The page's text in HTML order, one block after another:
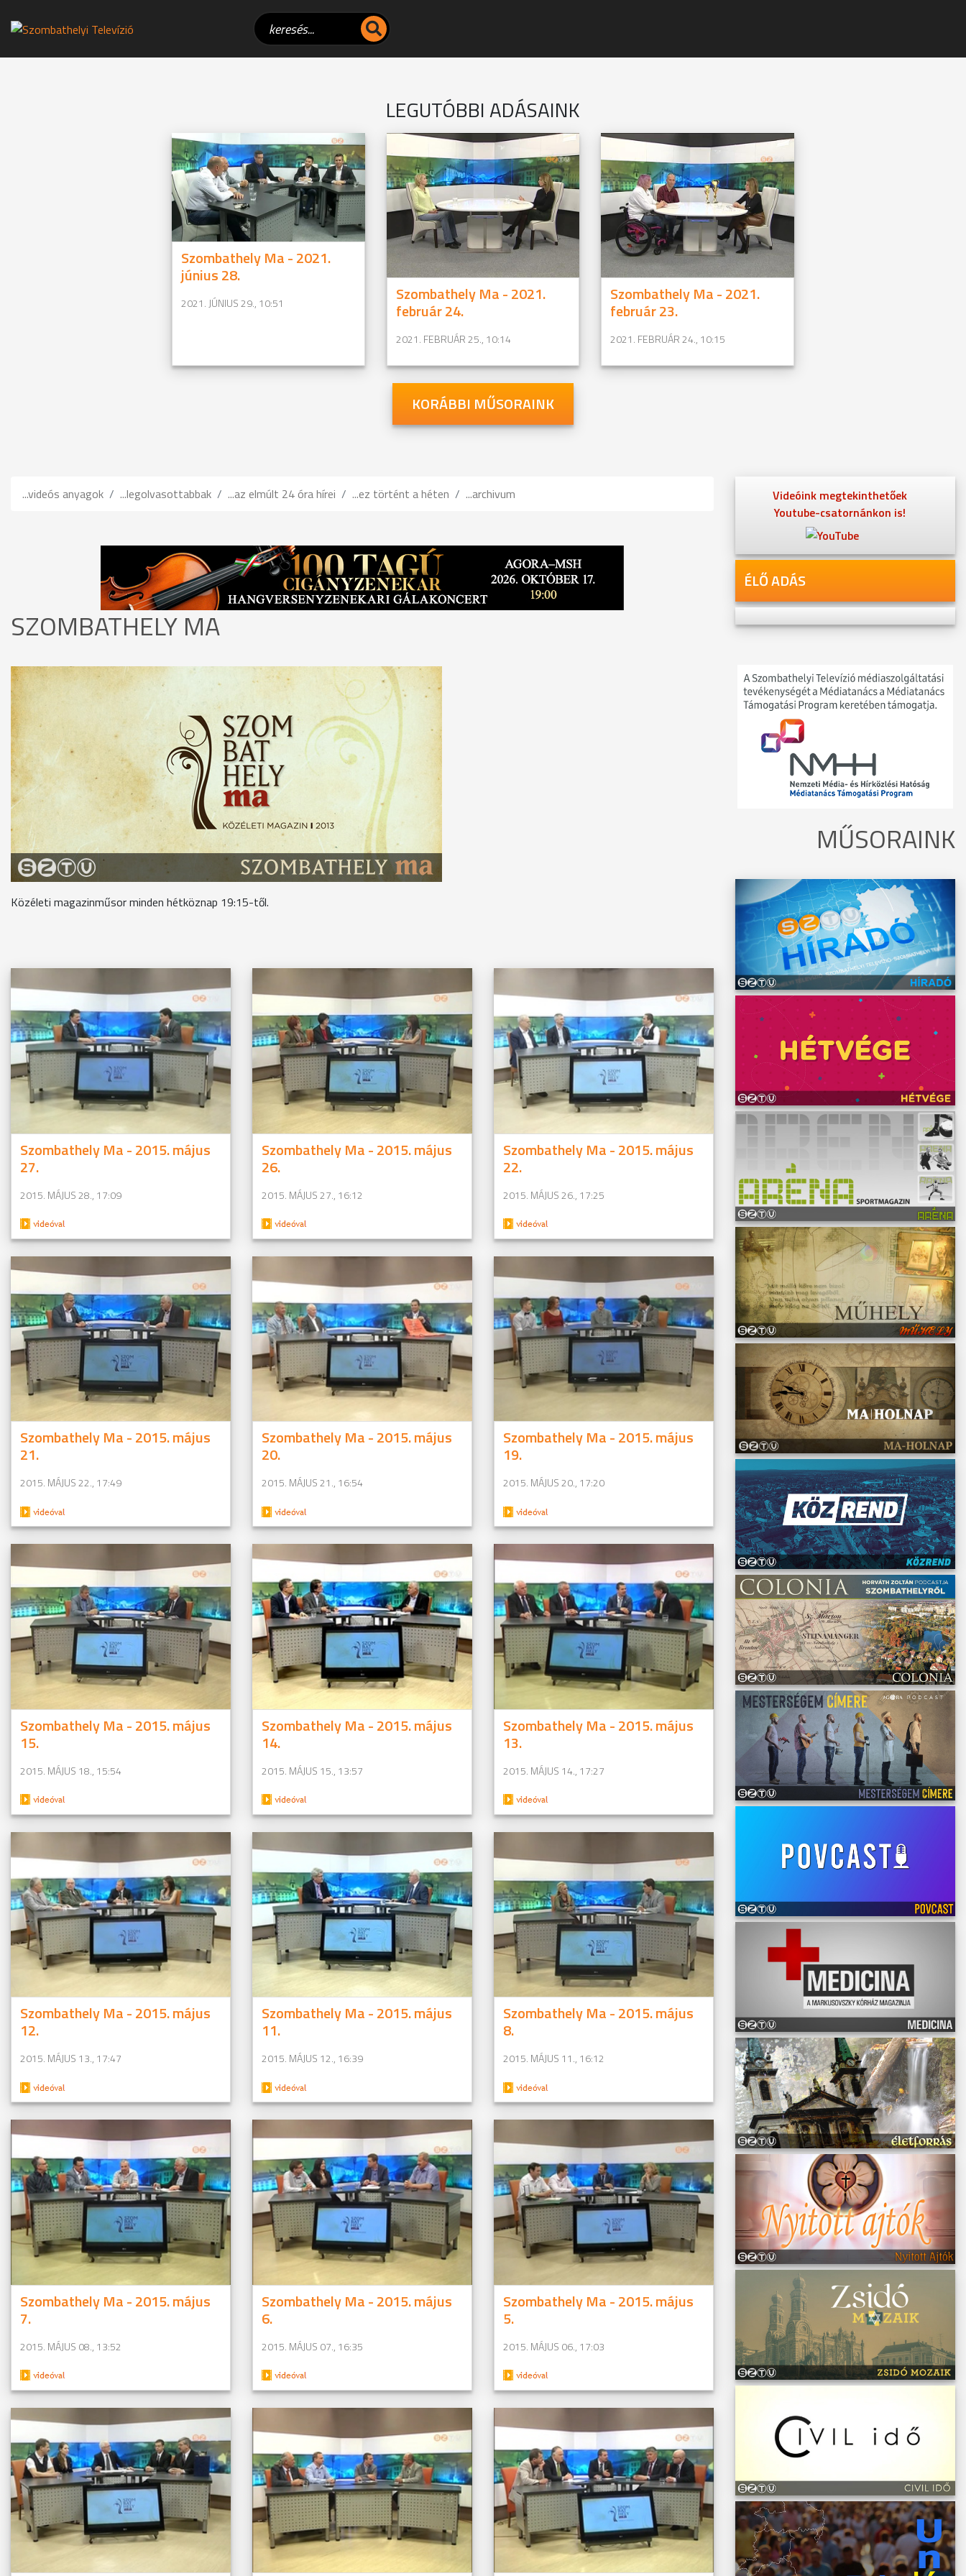
LEGUTÓBBI ADÁSAINK
Szombathely Ma - 2021.
június 28.
2021. JÚNIUS 29., 10:51 Szombathely Ma - 2021.
február 24.
2021. FEBRUÁR 25., 10:14
Szombathely Ma - 2021.
február 23.
2021. FEBRUÁR 24., 10:15
KORÁBBI MŰSORAINK
...videós anyagok ...legolvasottabbak ...az elmúlt 24 óra hírei ...ez történt a héten ...archivum
SZOMBATHELY MA
Közéleti magazinműsor minden hétköznap 19:15-től.
Szombathely Ma - 2015. május
27.
2015. MÁJUS 28., 17:09
Szombathely Ma - 2015. május
26.
2015. MÁJUS 27., 16:12
Szombathely Ma - 2015. május
22.
2015. MÁJUS 26., 17:25
Szombathely Ma - 2015. május
21.
2015. MÁJUS 22., 17:49
Szombathely Ma - 2015. május
20.
2015. MÁJUS 21., 16:54
Szombathely Ma - 2015. május
19.
2015. MÁJUS 20., 17:20
Szombathely Ma - 2015. május
15.
2015. MÁJUS 18., 15:54
Szombathely Ma - 2015. május
14.
2015. MÁJUS 15., 13:57
Szombathely Ma - 2015. május
13.
2015. MÁJUS 14., 17:27
Szombathely Ma - 2015. május
12.
2015. MÁJUS 13., 17:47
Szombathely Ma - 2015. május
11.
2015. MÁJUS 12., 16:39
Szombathely Ma - 2015. május
8.
2015. MÁJUS 11., 16:12
Szombathely Ma - 2015. május
7.
2015. MÁJUS 08., 13:52
Szombathely Ma - 2015. május
6.
2015. MÁJUS 07., 16:35
Szombathely Ma - 2015. május
5.
2015. MÁJUS 06., 17:03
Videóink megtekinthetőek
Youtube-csatornánkon is!
ÉLŐ ADÁS
MŰSORAINK